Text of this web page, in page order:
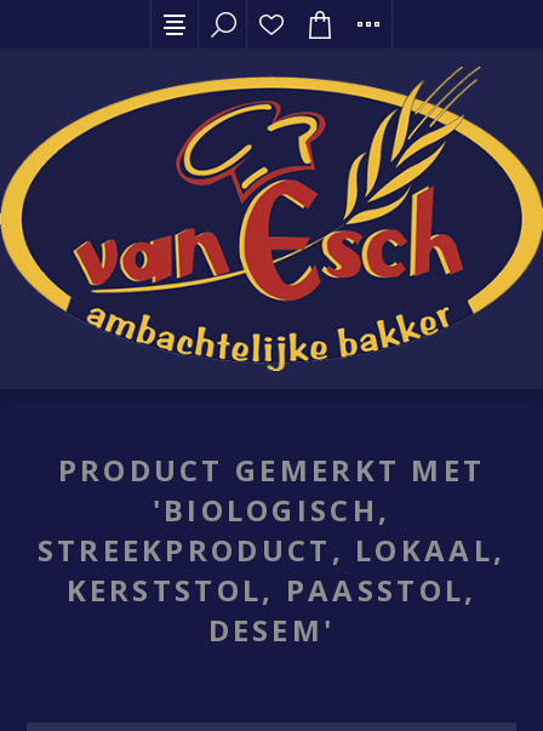
PRODUCT GEMERKT MET
'BIOLOGISCH,
STREEKPRODUCT, LOKAAL,
KERSTSTOL, PAASSTOL,
DESEM'